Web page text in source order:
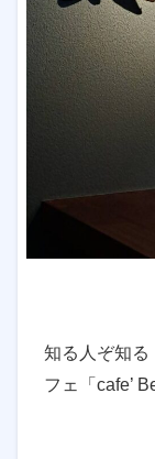
知る人ぞ知る
フェ「cafe’